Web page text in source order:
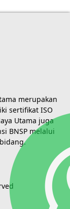
merupakan
sertifikat ISO
Utama juga
BNSP melalui